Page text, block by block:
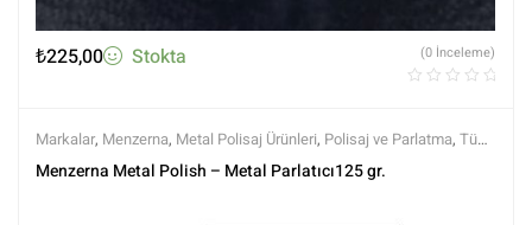
₺225,00 Stokta (0 İnceleme)
Markalar, Menzerna, Metal Polisaj Ürünleri, Polisaj ve Parlatma, Tüm
Ürünler,Tüm Ürünler
Menzerna Metal Polish – Metal Parlatıcı125 gr.